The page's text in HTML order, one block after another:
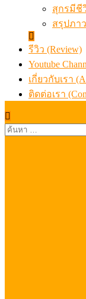
สุกรมีชี
สรุปภา
รีวิว (Review)
Youtube
เกี่ยวกับเรา
ติดต่อเรา
ค้นหา